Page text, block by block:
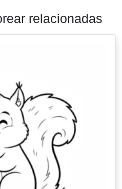
relacionadas